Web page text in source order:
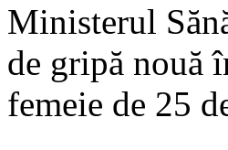
Ministerul
de gripă nouă
femeie de 25